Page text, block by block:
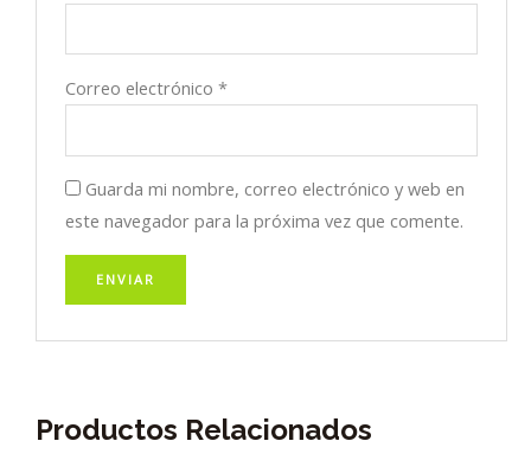
Correo electrónico*
Guarda mi nombre, correo electrónico y web en
este navegador para la próxima vez que comente.
Productos Relacionados